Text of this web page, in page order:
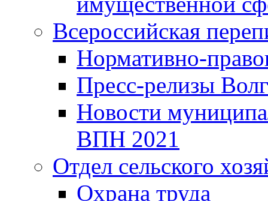
Всероссийская
Нормативно-
Пресс-релизы
Новости
ВПН 2021
Отдел сельского
Охрана труда